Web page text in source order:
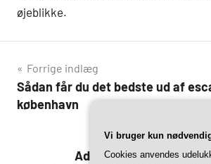
øjeblikke.
Indlægsnavigation
Forrige indlæg
Sådan får du det bedste ud af
københavn
Adrenalinsus og
Vi bruger kun
Cookies anvendes